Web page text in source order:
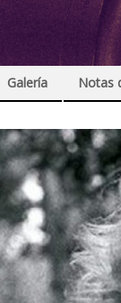
Galería Notas